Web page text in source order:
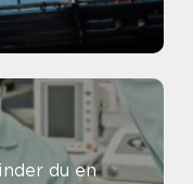
du en